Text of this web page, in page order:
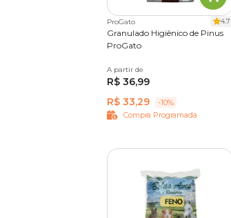
ProGato 4.7
Granulado Higiênico de Pinus
ProGato
5 kg
A partir de
R$ 36,99
R$ 33,29
-10%
Compra Programada